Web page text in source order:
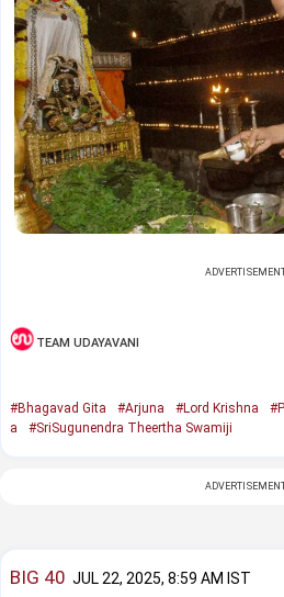
TEAM UDAYAVANI
#Bhagavad Gita #Arjuna #Lord Krishna
a
#SriSugunendra Theertha Swamiji
BIG 40 JUL 22, 2025, 8:59 AM IST